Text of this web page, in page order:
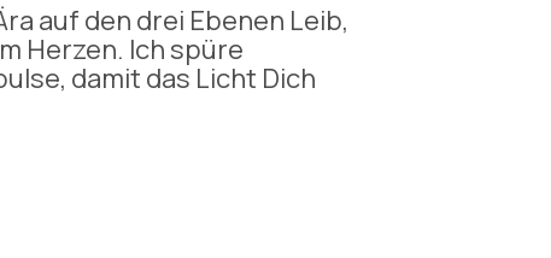
auf den drei Ebenen Leib,
Herzen. Ich spüre
damit das Licht Dich